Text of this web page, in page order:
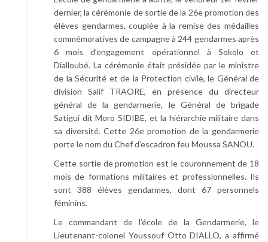
dernier, la cérémonie de sortie de la 26e promotion des
élèves gendarmes, couplée à la remise des médailles
commémoratives de campagne à 244 gendarmes après
6 mois d’engagement opérationnel à Sokolo et
Dialloubé. La cérémonie était présidée par le ministre
de la Sécurité et de la Protection civile, le Général de
division Salif TRAORE, en présence du directeur
général de la gendarmerie, le Général de brigade
Satigui dit Moro SIDIBE, et la hiérarchie militaire dans
sa diversité. Cette 26e promotion de la gendarmerie
porte le nom du Chef d’escadron feu Moussa SANOU.
Cette sortie de promotion est le couronnement de 18
mois de formations militaires et professionnelles. Ils
sont 388 élèves gendarmes, dont 67 personnels
féminins.
Le commandant de l’école de la Gendarmerie, le
Lieutenant-colonel Youssouf Otto DIALLO, a affirmé